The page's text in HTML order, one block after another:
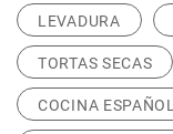
LEVADURA
TORTAS SECAS
COCINA